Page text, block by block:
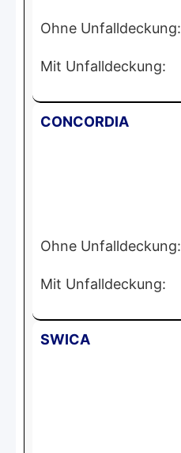
Ohne Unfalldeckung:
Mit Unfalldeckung:
CONCORDIA
Ohne Unfalldeckung:
Mit Unfalldeckung:
SWICA